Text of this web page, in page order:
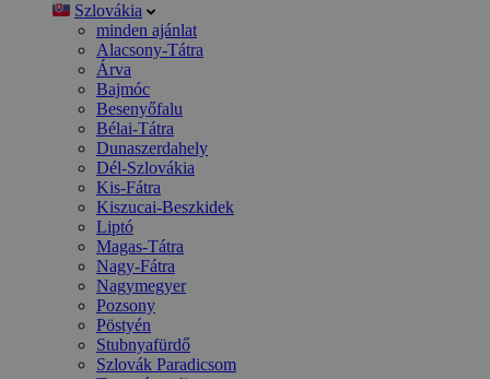
Szlovákia
minden ajánlat
Alacsony-Tátra
Árva
Bajmóc
Besenyőfalu
Bélai-Tátra
Dunaszerdahely
Dél-Szlovákia
Kis-Fátra
Kiszucai-Beszkidek
Liptó
Magas-Tátra
Nagy-Fátra
Nagymegyer
Pozsony
Pöstyén
Stubnyafürdő
Szlovák Paradicsom